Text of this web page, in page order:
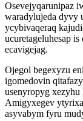
Osevejyqarunipaz
waradylujeda dyvy
ycybivaqeraq
ucuretageluhesap
ecavigejag.
Ojegol begexyzu
igomedovin
usenyropyg
Amigyxegev
asyvabym fyru